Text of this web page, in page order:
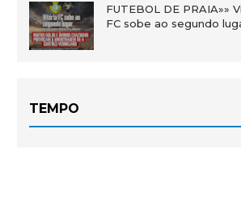
FUTEBOL DE PRAIA»»
FC sobe ao segundo
TEMPO